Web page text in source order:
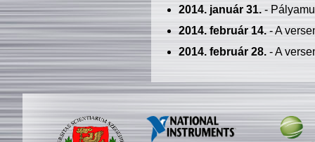
2014. január 31.-
2014. február 14.- A
2014. február 28.- A